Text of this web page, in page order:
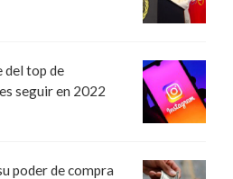
del top de
seguir en 2022
poder de compra